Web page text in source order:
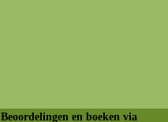
Beoordelingen en boeken via